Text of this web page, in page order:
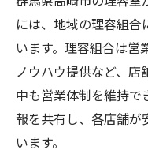
には、地域の理容組
います。理容組合は営
ノウハウ提供など、
中も営業体制を維持で
報を共有し、各店舗が
います。